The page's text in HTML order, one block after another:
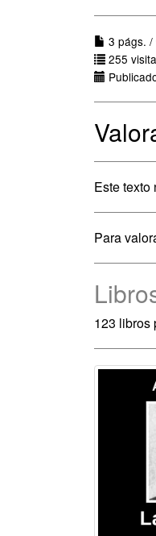
3 págs. /
255
Este
Para
123 libros